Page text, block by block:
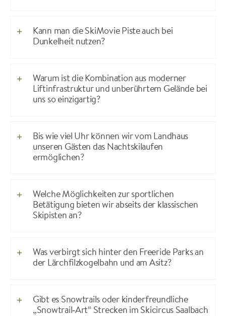
Kann man die SkiMovie Piste auch bei
Dunkelheit nutzen?
Warum ist die Kombination aus moderner
Liftinfrastruktur und unberührtem Gelände bei
uns so einzigartig?
Bis wie viel Uhr können wir vom Landhaus
unseren Gästen das Nachtskilaufen
ermöglichen?
Welche Möglichkeiten zur sportlichen
Betätigung bieten wir abseits der klassischen
Skipisten an?
Was verbirgt sich hinter den Freeride Parks an
der Lärchfilzkogelbahn und am Asitz?
Gibt es Snowtrails oder kinderfreundliche
„Snowtrail‑Art“ Strecken im Skicircus Saalbach